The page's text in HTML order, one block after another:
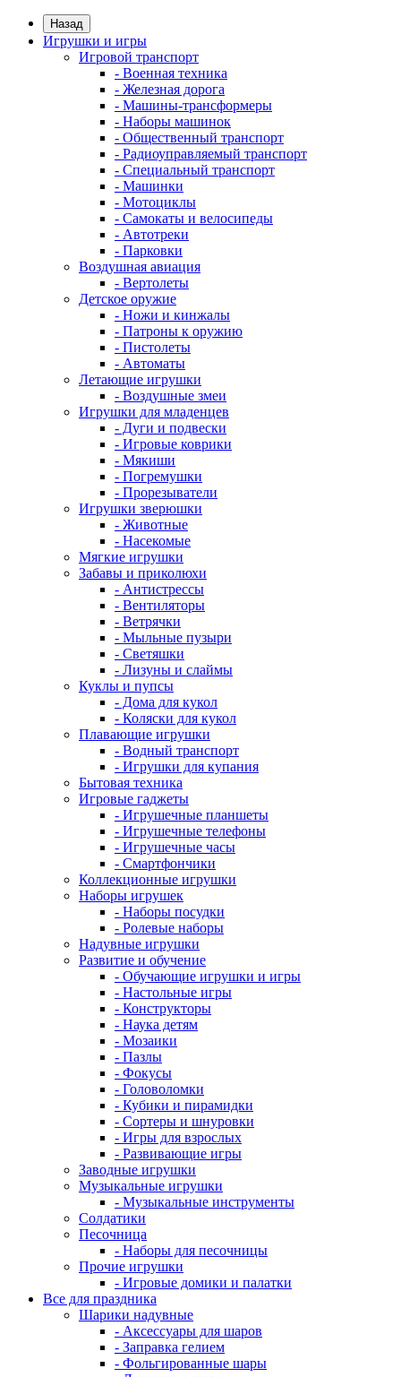
Назад
Игрушки и игры
Игровой транспорт
- Военная техника
- Железная дорога
- Машины-трансформеры
- Наборы машинок
- Общественный транспорт
- Радиоуправляемый транспорт
- Специальный транспорт
- Машинки
- Мотоциклы
- Самокаты и велосипеды
- Автотреки
- Парковки
Воздушная авиация
- Вертолеты
Детское оружие
- Ножи и кинжалы
- Патроны к оружию
- Пистолеты
- Автоматы
Летающие игрушки
- Воздушные змеи
Игрушки для младенцев
- Дуги и подвески
- Игровые коврики
- Мякиши
- Погремушки
- Прорезыватели
Игрушки зверюшки
- Животные
- Насекомые
Мягкие игрушки
Забавы и приколюхи
- Антистрессы
- Вентиляторы
- Ветрячки
- Мыльные пузыри
- Светяшки
- Лизуны и слаймы
Куклы и пупсы
- Дома для кукол
- Коляски для кукол
Плавающие игрушки
- Водный транспорт
- Игрушки для купания
Бытовая техника
Игровые гаджеты
- Игрушечные планшеты
- Игрушечные телефоны
- Игрушечные часы
- Смартфончики
Коллекционные игрушки
Наборы игрушек
- Наборы посудки
- Ролевые наборы
Надувные игрушки
Развитие и обучение
- Обучающие игрушки и игры
- Настольные игры
- Конструкторы
- Наука детям
- Мозаики
- Пазлы
- Фокусы
- Головоломки
- Кубики и пирамидки
- Сортеры и шнуровки
- Игры для взрослых
- Развивающие игры
Заводные игрушки
Музыкальные игрушки
- Музыкальные инструменты
Солдатики
Песочница
- Наборы для песочницы
Прочие игрушки
- Игровые домики и палатки
Все для праздника
Шарики надувные
- Аксессуары для шаров
- Заправка гелием
- Фольгированные шары